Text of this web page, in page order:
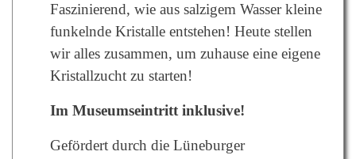
Faszinierend, wie aus salzigem Wasser kleine
funkelnde Kristalle entstehen! Heute stellen
wir alles zusammen, um zuhause eine eigene
Kristallzucht zu starten!
Im Museumseintritt inklusive!
Gefördert durch die Lüneburger